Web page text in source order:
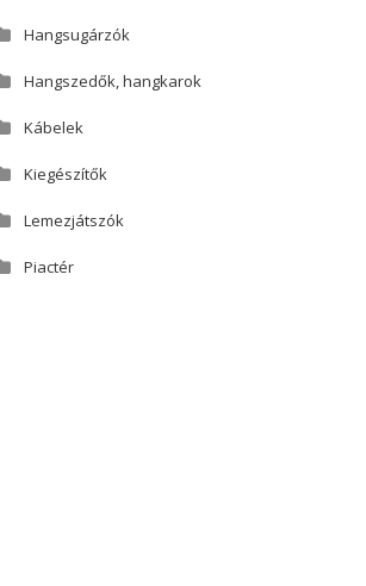
Hangsugárzók
Hangszedők, hangkarok
Kábelek
Kiegészítők
Lemezjátszók
Piactér